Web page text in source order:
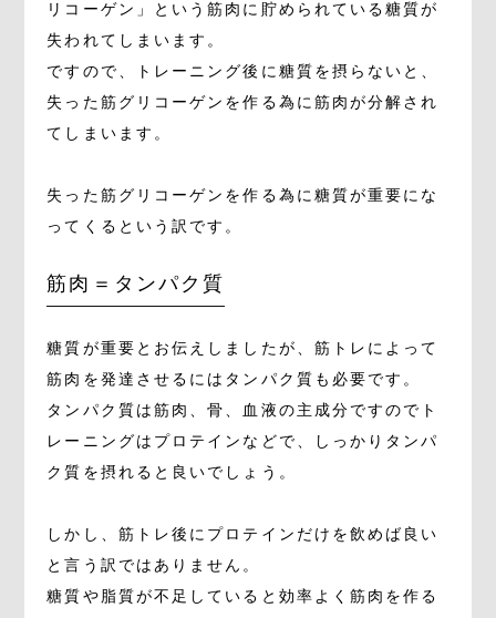
リコーゲン」という筋肉に貯められている糖質が
失われてしまいます。
ですので、トレーニング後に糖質を摂らないと、
失った筋グリコーゲンを作る為に筋肉が分解され
てしまいます。
失った筋グリコーゲンを作る為に糖質が重要にな
ってくるという訳です。
筋肉＝タンパク質
糖質が重要とお伝えしましたが、筋トレによって
筋肉を発達させるにはタンパク質も必要です。
タンパク質は筋肉、骨、血液の主成分ですのでト
レーニングはプロテインなどで、しっかりタンパ
ク質を摂れると良いでしょう。
しかし、筋トレ後にプロテインだけを飲めば良い
と言う訳ではありません。
糖質や脂質が不足していると効率よく筋肉を作る